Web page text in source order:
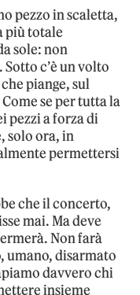
pezzo in scaletta,
più totale
sole: non
c’è un volto
piange, sul
se per tutta la
pezzi a forza di
solo ora, in
permettersi
che il concerto,
mai. Ma deve
Non farà
umano, disarmato
davvero chi
insieme